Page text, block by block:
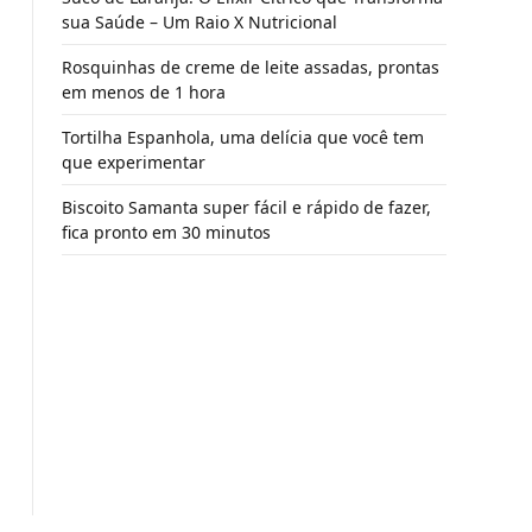
sua Saúde – Um Raio X Nutricional
Rosquinhas de creme de leite assadas, prontas
em menos de 1 hora
Tortilha Espanhola, uma delícia que você tem
que experimentar
Biscoito Samanta super fácil e rápido de fazer,
fica pronto em 30 minutos